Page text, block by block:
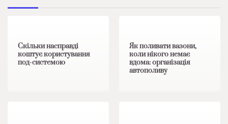
Скільки насправді
коштує користування
под-системою
Як поливати вазони,
коли нікого немає
вдома: організація
автополиву